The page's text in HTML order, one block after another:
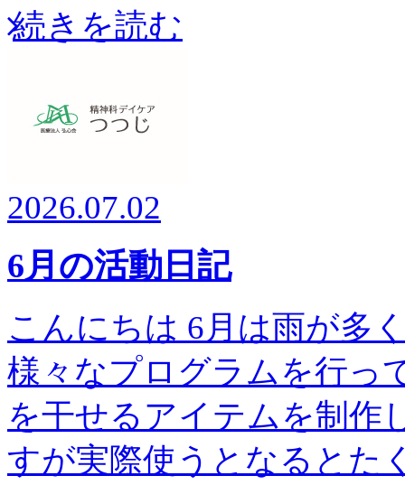
続きを読む
2026.07.02
6月の活動日記
こんにちは 6月は雨が多
様々なプログラムを行っ
を干せるアイテムを制作
すが実際使うとなるとた